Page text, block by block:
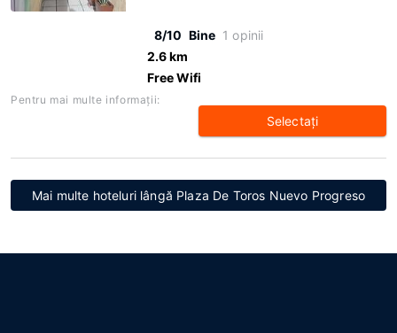
8/10 Bine 1 opinii
2.6 km
Free Wifi
Pentru mai multe informaţii:
Selectaţi
Mai multe hoteluri lângă Plaza De Toros Nuevo Progreso